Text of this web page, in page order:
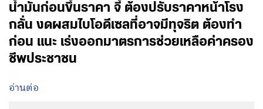
น้ำมันก่อนขึ้นราคา จี้ ต้องปรับราคาหน้าโรง
กลั่น งดผสมไบโอดีเซลที่อาจมีทุจริต ต้องทำ
ก่อน แนะ เร่งออกมาตรการช่วยเหลือค่าครอง
ชีพประชาชน
อ่านต่อ